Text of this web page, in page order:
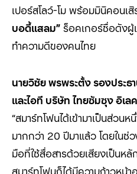
เปอร์สโลว์-โม พร้อมมินิคอนเ
บอดี้แสลม” ร็อคเกอร์ชื่อดังผู้
ทำความดีของคนไทย
นายวิชัย พรพระตั้ง รองประ
และไอที บริษัท ไทยซัมซุง อิเล
“สมาร์ทโฟนได้เข้ามาเป็นส่วนห
มากกว่า 20 ปีมาแล้ว โดยในช่
มือที่ใช้สื่อสารด้วยเสียงเป็นห
สมาร์ทโฟนก็ได้มีความก้าวหน้